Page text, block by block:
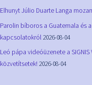
Elhunyt Júlio Duarte Langa
Parolin bíboros a Guatemala és
kapcsolatokról2026-08-04
Leó pápa videóüzenete a
közvetítsetek!2026-08-04